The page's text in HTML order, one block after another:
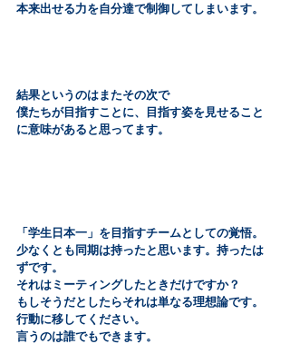
本来出せる力を自分達で制御してしまいます。
結果というのはまたその次で
僕たちが目指すことに、目指す姿を見せること
に意味があると思ってます。
「学生日本一」を目指すチームとしての覚悟。
少なくとも同期は持ったと思います。持ったは
ずです。
それはミーティングしたときだけですか？
もしそうだとしたらそれは単なる理想論です。
行動に移してください。
言うのは誰でもできます。